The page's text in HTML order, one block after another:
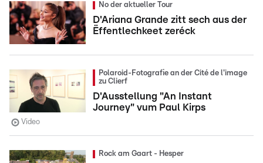
No der aktueller Tour
D'Ariana Grande zitt sech aus der
Ëffentlechkeet zeréck
Polaroid-Fotografie an der Cité de l'image
zu Clierf
D'Ausstellung "An Instant
Journey" vum Paul Kirps
Video
Rock am Gaart - Hesper